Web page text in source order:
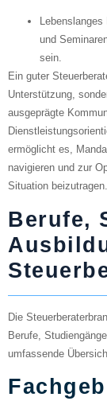
Lebenslanges
und
sein.
Ein guter
Unterstützung,
ausgeprägte
ermöglicht es,
navigieren und zur
Situation beizutragen.
Berufe,
Die
Berufe,
umfassende